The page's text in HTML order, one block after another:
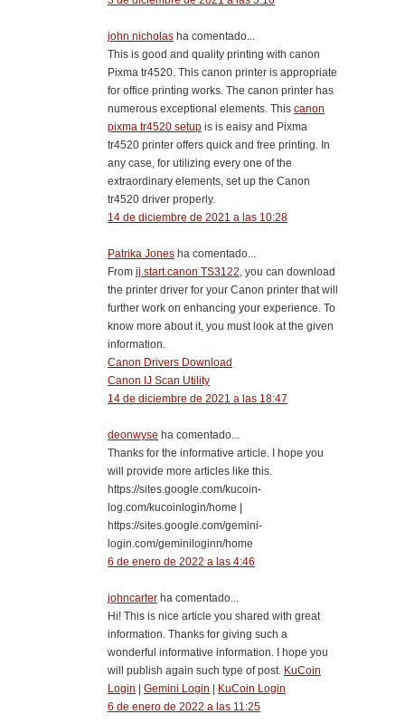
john nicholas ha comentado...
This is good and quality printing with canon
Pixma tr4520. This canon printer is appropriate
for office printing works. The canon printer has
numerous exceptional elements. This canon
pixma tr4520 setup is is eaisy and Pixma
tr4520 printer offers quick and free printing. In
any case, for utilizing every one of the
extraordinary elements, set up the Canon
tr4520 driver properly.
14 de diciembre de 2021 a las 10:28
Patrika Jones ha comentado...
From ij.start.canon TS3122 , you can download
the printer driver for your Canon printer that will
further work on enhancing your experience. To
know more about it, you must look at the given
information.
Canon Drivers Download
Canon IJ Scan Utility
14 de diciembre de 2021 a las 18:47
deonwyse ha comentado...
Thanks for the informative article. I hope you
will provide more articles like this.
https://sites.google.com/kucoin-
log.com/kucoinlogin/home |
https://sites.google.com/gemini-
login.com/geminiloginn/home
6 de enero de 2022 a las 4:46
johncarter ha comentado...
Hi! This is nice article you shared with great
information. Thanks for giving such a
wonderful informative information. I hope you
will publish again such type of post. KuCoin
Login | Gemini Login | KuCoin Login
6 de enero de 2022 a las 11:25